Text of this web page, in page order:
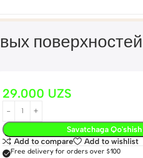
29.000 UZS
Savatchaga Qo'shish
Add to compare
Add to wishlist
Free delivery for orders over $100